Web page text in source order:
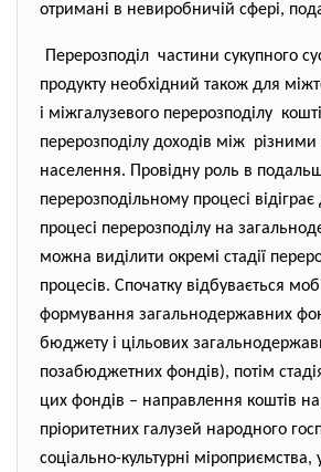
отримані в невиробничій сфері,
Перерозподіл частини сукупного
продукту необхідний також для
і міжгалузевого перерозподілу
перерозподілу доходів між
населення. Провідну роль в
перерозподільному процесі
процесі перерозподілу на
можна виділити окремі стадії
процесів. Спочатку відбувається
формування загальнодержавних
бюджету і цільових
позабюджетних фондів), потім
цих фондів – направлення коштів
пріоритетних галузей народного
соціально-культурні міроприємства,